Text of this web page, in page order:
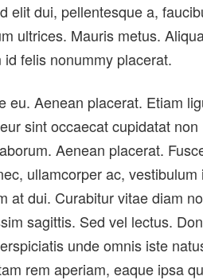
elit dui, pellentesque a,
ultrices. Mauris metus.
felis nonummy placerat.
eu. Aenean placerat. Etiam
sint occaecat cupidatat non
Aenean placerat.
ullamcorper ac, vestibulum
at dui. Curabitur vitae diam
sagittis. Sed vel lectus.
unde omnis iste
rem aperiam, eaque ipsa